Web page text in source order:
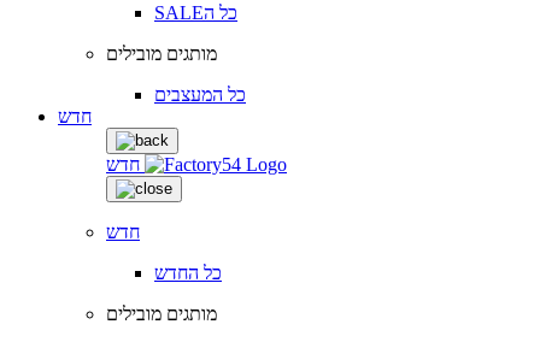
SALEכל ה
מותגים מובילים
כל המעצבים
חדש
חדש
חדש
כל החדש
מותגים מובילים